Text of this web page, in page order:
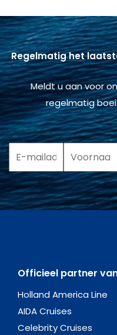
Regelmatig het
Meldt u aan voor
regelmatig
Officieel partner
Holland America Line
AIDA Cruises
Celebrity Cruises